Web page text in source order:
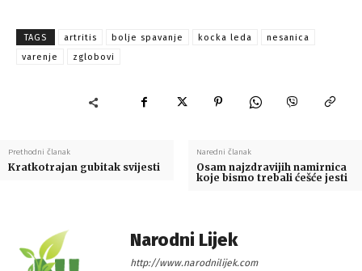
TAGS artritis bolje spavanje kocka leda
nesanica
varenje
zglobovi
Prethodni članak
Kratkotrajan gubitak svijesti
Naredni članak
Osam najzdravijih namirnica
koje bismo trebali ćešće jesti
Narodni Lijek
http://www.narodnilijek.com